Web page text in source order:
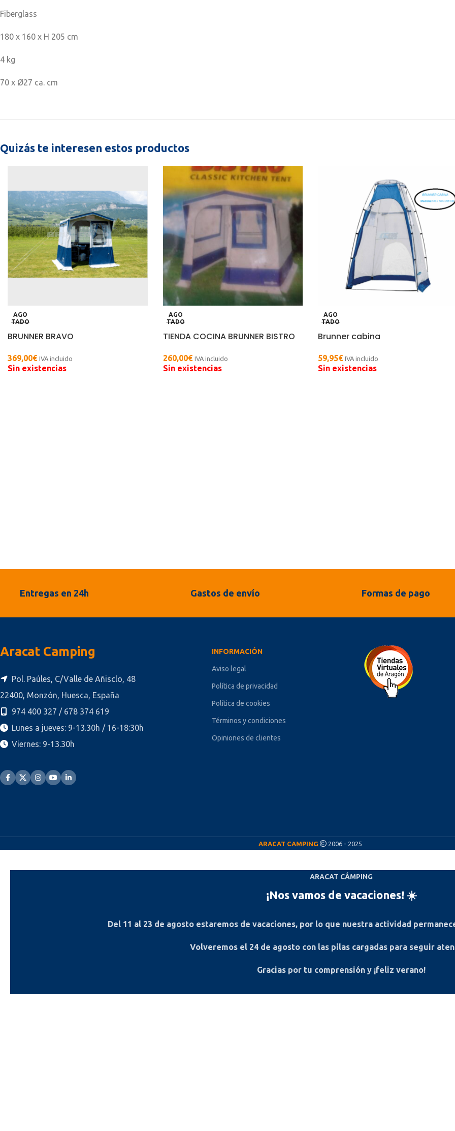
Fiberglass
180 x 160 x H 205 cm
4 kg
70 x Ø27 ca. cm
Quizás te interesen estos productos
AGO
TADO
BRUNNER BRAVO
369,00€ IVA incluido
Sin existencias
AGO
TADO
TIENDA COCINA BRUNNER BISTRO
260,00€ IVA incluido
Sin existencias
AGO
TADO
Brunner cabina
59,95€ IVA incluido
Sin existencias
Entregas en 24h Gastos de envío Formas de pago
Aracat Camping
Pol. Paúles, C/Valle de Añisclo, 48
22400, Monzón, Huesca, España
974 400 327 / 678 374 619
Lunes a jueves: 9-13.30h / 16-18:30h
Viernes: 9-13.30h
INFORMACIÓN
Aviso legal
Política de privacidad
Política de cookies
Términos y condiciones
Opiniones de clientes
ARACAT CAMPING 2006 - 2025
ARACAT CÁMPING
¡Nos vamos de vacaciones! ☀️
Del 11 al 23 de agosto estaremos de vacaciones, por lo que nuestra actividad
Volveremos el 24 de agosto con las pilas cargadas para seguir
Gracias por tu comprensión y ¡feliz verano!